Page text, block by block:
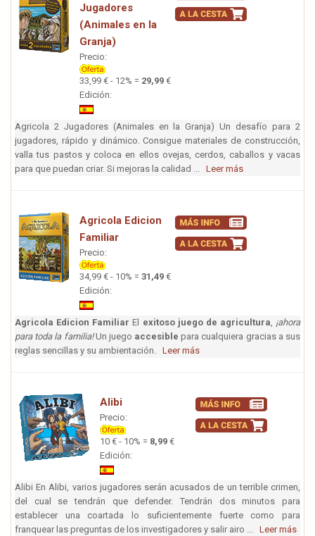
Jugadores
(Animales en la
Granja)
Precio:
33,99 € - 12% = 29,99 €
Edición:
Agricola 2 Jugadores (Animales en la Granja) Un desafío para 2
jugadores, rápido y dinámico. Consigue materiales de construcción,
valla tus pastos y coloca en ellos ovejas, cerdos, caballos y vacas
para que puedan criar. Si mejoras la calidad ... Leer más
Agricola Edicion
Familiar
Precio:
34,99 € - 10% = 31,49 €
Edición:
Agricola Edicion Familiar El exitoso juego de agricultura ¡ahora
para toda la familia!Un juego accesible para cualquiera gracias a sus
reglas sencillas y su ambientación. Leer más
Alibi
Precio:
10 € - 10% = 8,99 €
Edición:
Alibi En Alibi, varios jugadores serán acusados de un terrible crimen,
del cual se tendrán que defender. Tendrán dos minutos para
establecer una coartada lo suficientemente fuerte como para
franquear las preguntas de los investigadores y salir airo ... Leer más